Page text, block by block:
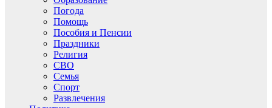
Погода
Помощь
Пособия и Пенсии
Праздники
Религия
СВО
Семья
Спорт
Развлечения